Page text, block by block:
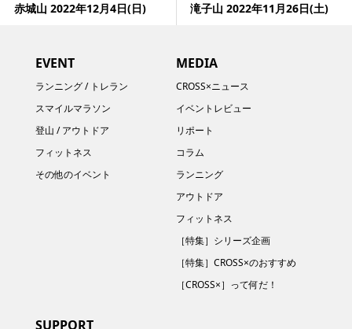
赤城山 2022年12月4日(日)
滝子山 2022年11月26日(土)
EVENT
ランニング / トレラン
スマイルマラソン
登山 / アウトドア
フィットネス
その他のイベント
MEDIA
CROSS×ニュース
イベントレビュー
リポート
コラム
ランニング
アウトドア
フィットネス
［特集］シリーズ企画
［特集］CROSS×のおすすめ
［CROSS×］って何だ！
SUPPORT